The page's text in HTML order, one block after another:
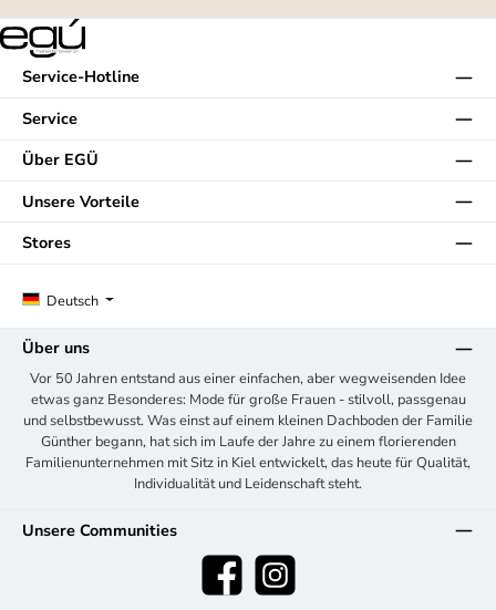
Service-Hotline
Service
Über EGÜ
Unsere Vorteile
Deutsch
Stores
Über uns
Vor 50 Jahren entstand aus einer einfachen, aber wegweisenden Idee
etwas ganz Besonderes: Mode für große Frauen - stilvoll, passgenau
und selbstbewusst. Was einst auf einem kleinen Dachboden der Familie
Günther begann, hat sich im Laufe der Jahre zu einem florierenden
Familienunternehmen mit Sitz in Kiel entwickelt, das heute für Qualität,
Individualität und Leidenschaft steht.
Unsere Communities
Facebook Instagram